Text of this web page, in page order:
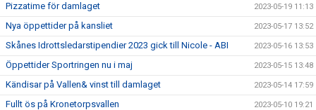
Pizzatime för damlaget 2023-05-19 11:13
Nya öppettider på kansliet 2023-05-17 13:52
Skånes Idrottsledarstipendier 2023 gick till Nicole - ABI 2023-05-16 13:53
Öppettider Sportringen nu i maj 2023-05-15 13:48
Kändisar på Vallen& vinst till damlaget 2023-05-14 17:59
Fullt ös på Kronetorpsvallen 2023-05-10 19:21